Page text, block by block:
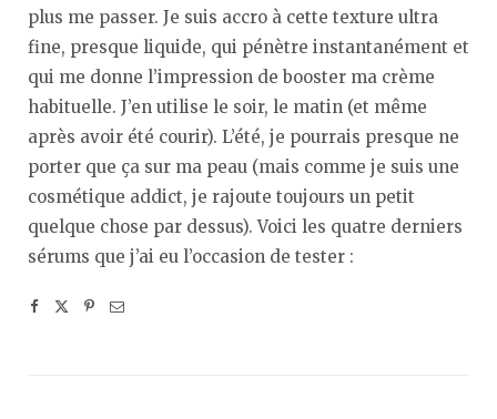
plus me passer. Je suis accro à cette texture ultra
fine, presque liquide, qui pénètre instantanément et
qui me donne l’impression de booster ma crème
habituelle. J’en utilise le soir, le matin (et même
après avoir été courir). L’été, je pourrais presque ne
porter que ça sur ma peau (mais comme je suis une
cosmétique addict, je rajoute toujours un petit
quelque chose par dessus). Voici les quatre derniers
sérums que j’ai eu l’occasion de tester :